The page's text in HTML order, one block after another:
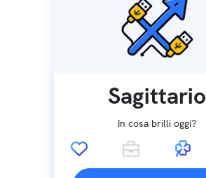
Sagittario
In cosa brilli oggi?